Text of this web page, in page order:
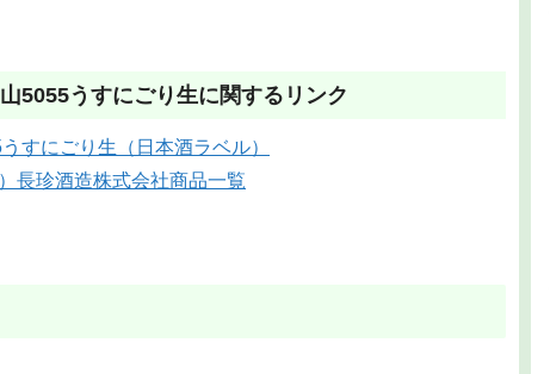
5055うすにごり生に関するリンク
すにごり生（日本酒ラベル）
長珍酒造株式会社商品一覧